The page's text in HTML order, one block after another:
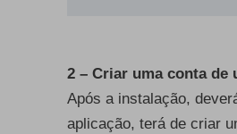
2 – Criar uma conta de
Após a instalação,
aplicação, terá de criar